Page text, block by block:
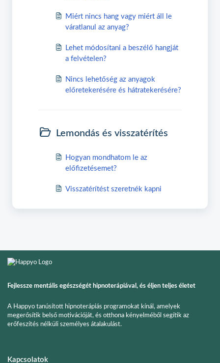
Miért nincs hang vagy miért áll le
váratlanul az anyag?
Lehet módosítani a beszélő hangját
a felvételen?
Nincs lehetőség az anyagok
előretekerésére és hátratekerésére?
Lemondás és visszatérítés
Hogyan mondhatom le az
előfizetésemet?
Visszatérítést szeretnék kapni
Fejlessze mentális egészségét hipnoterápiával, és éljen teljes életet
A Happyo tanúsított hipnoterápiás programokat kínál, amelyek
megerősítik belső motivációját, és otthona kényelméből segítik az
erőfeszítés nélküli személyes átalakulást.
Kapcsolatok